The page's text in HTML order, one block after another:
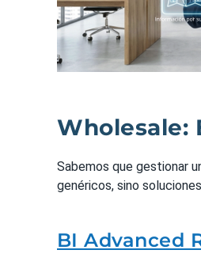
Wholesale:
Sabemos que gestionar
genéricos, sino
BI Advanced